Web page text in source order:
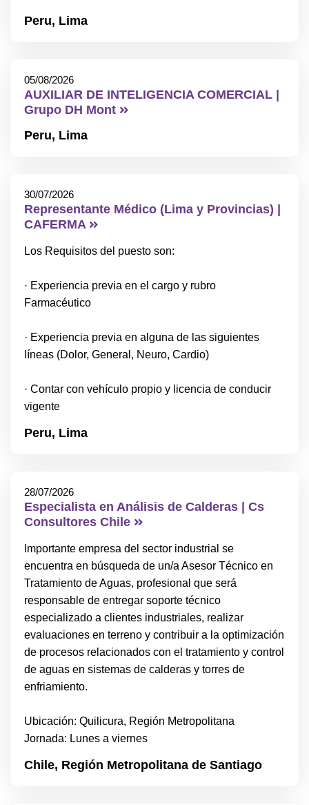
Peru, Lima
05/08/2026
AUXILIAR DE INTELIGENCIA COMERCIAL |
Grupo DH Mont
Peru, Lima
30/07/2026
Representante Médico (Lima y Provincias) |
CAFERMA
Los Requisitos del puesto son:
· Experiencia previa en el cargo y rubro
Farmacéutico
· Experiencia previa en alguna de las siguientes
líneas (Dolor, General, Neuro, Cardio)
· Contar con vehículo propio y licencia de conducir
vigente
Peru, Lima
28/07/2026
Especialista en Análisis de Calderas | Cs
Consultores Chile
Importante empresa del sector industrial se
encuentra en búsqueda de un/a Asesor Técnico en
Tratamiento de Aguas, profesional que será
responsable de entregar soporte técnico
especializado a clientes industriales, realizar
evaluaciones en terreno y contribuir a la optimización
de procesos relacionados con el tratamiento y control
de aguas en sistemas de calderas y torres de
enfriamiento.
Ubicación: Quilicura, Región Metropolitana
Jornada: Lunes a viernes
Chile, Región Metropolitana de Santiago